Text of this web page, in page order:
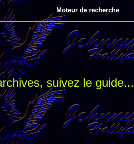
Moteur de recherche
suivez le